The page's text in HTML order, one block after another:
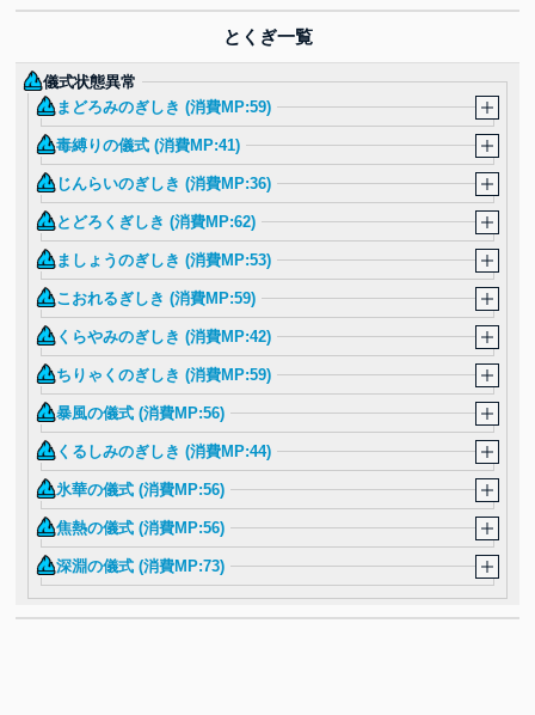
とくぎ一覧
儀式状態異常
まどろみのぎしき (消費MP:59)
毒縛りの儀式 (消費MP:41)
じんらいのぎしき (消費MP:36)
とどろくぎしき (消費MP:62)
ましょうのぎしき (消費MP:53)
こおれるぎしき (消費MP:59)
くらやみのぎしき (消費MP:42)
ちりゃくのぎしき (消費MP:59)
暴風の儀式 (消費MP:56)
くるしみのぎしき (消費MP:44)
氷華の儀式 (消費MP:56)
焦熱の儀式 (消費MP:56)
深淵の儀式 (消費MP:73)